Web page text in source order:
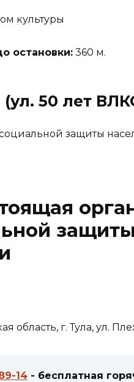
культуры
остановки: 360 м.
(ул. 50 лет
область, г. Тула, ул.
14 - бесплатная